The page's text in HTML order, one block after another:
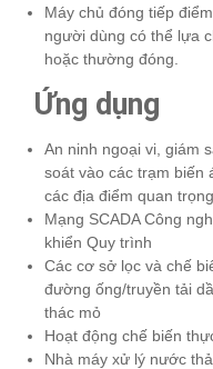
Máy chủ đóng tiếp
người dùng có thể lựa
hoặc thường đóng.
Ứng dụng
An ninh ngoại vi, giám
soát vào các trạm biến
các địa điểm quan
Mạng SCADA Công
khiển Quy trình
Các cơ sở lọc và chế
đường ống/truyền tải
thác mỏ
Hoạt động chế biến
Nhà máy xử lý nước